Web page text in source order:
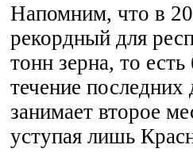
Напомним, что в
рекордный для
тонн зерна, то
течение последних
занимает второе
уступая лишь